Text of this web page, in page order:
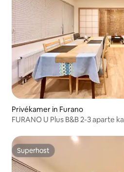
Privékamer in Furano
FURANO U Plus B&B 2-3 aparte
Superhost
Superhost